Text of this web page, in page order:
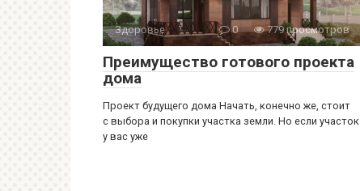
Здоровье 0 779 просмотров
Преимущество готового проекта
дома
Проект будущего дома Начать, конечно же, стоит
с выбора и покупки участка земли. Но если участок
у вас уже